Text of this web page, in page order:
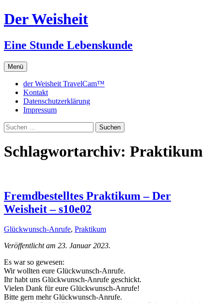
Zum
Inhalt
Der Weisheit
Eine Stunde Lebenskunde
Menü
der Weisheit TravelCam™
Kontakt
Datenschutzerklärung
Impressum
Suchen
nach:
Schlagwortarchiv: Praktikum
Fremdbestelltes Praktikum – Der
Weisheit – s10e02
Glückwunsch-Anrufe, Praktikum
Veröffentlicht am 23. Januar 2023.
Es war so gewesen:
Wir wollten eure Glückwunsch-Anrufe.
Ihr habt uns Glückwunsch-Anrufe geschickt.
Vielen Dank für eure Glückwunsch-Anrufe!
Bitte gern mehr Glückwunsch-Anrufe.